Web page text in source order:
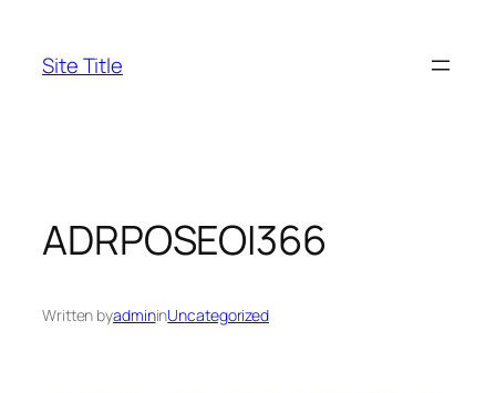
content
Site Title
ADRPOSEOI366
Written byadmininUncategorized